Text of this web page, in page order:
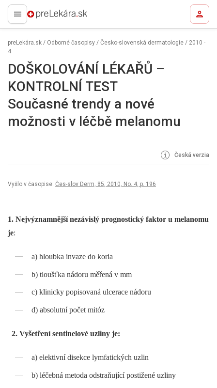
preLekára.sk
preLekára.sk / Odborné časopisy / Česko-slovenská dermatologie / 2010 -
4
DOŠKOLOVÁNÍ LÉKAŘŮ –
KONTROLNÍ TEST
Současné trendy a nové
možnosti v léčbě melanomu
Česká verzia
Vyšlo v časopise: Čes-slov Derm, 85, 2010, No. 4, p. 196
1. Nejvýznamnější nezávislý prognostický faktor u melanomu
je:
a) hloubka invaze do koria
b) tloušťka nádoru měřená v mm
c) klinicky popisovaná ulcerace nádoru
d) absolutní počet mitóz
2. Vyšetření sentinelové uzliny je:
a) elektivní disekce lymfatických uzlin
b) léčebná metoda odstraňující postižené uzliny